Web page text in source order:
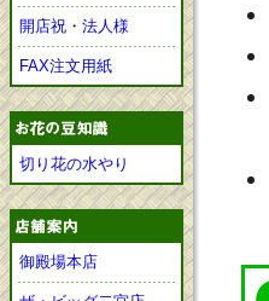
開店祝・法人様
FAX注文用紙
切り花の水やり
御殿場本店